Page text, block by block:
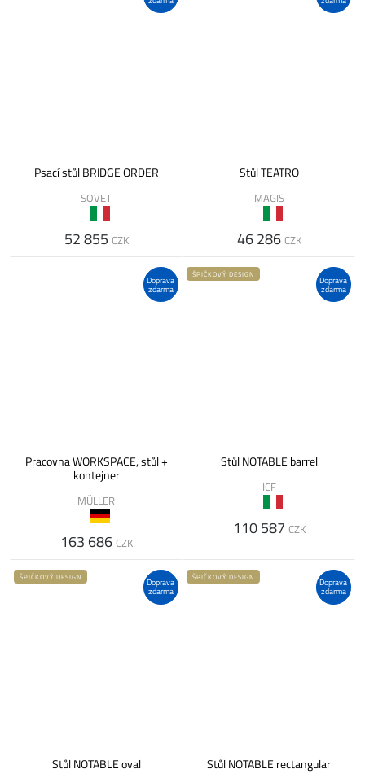
Psací stůl BRIDGE ORDER
SOVET
52 855 CZK
Stůl TEATRO
MAGIS
46 286 CZK
Doprava
zdarma
Pracovna WORKSPACE, stůl +
kontejner
MÜLLER
163 686 CZK
Doprava
zdarma
ŠPIČKOVÝ DESIGN
Stůl NOTABLE barrel
ICF
110 587 CZK
Doprava
zdarma
ŠPIČKOVÝ DESIGN
Stůl NOTABLE oval
Doprava
zdarma
ŠPIČKOVÝ DESIGN
Stůl NOTABLE rectangular